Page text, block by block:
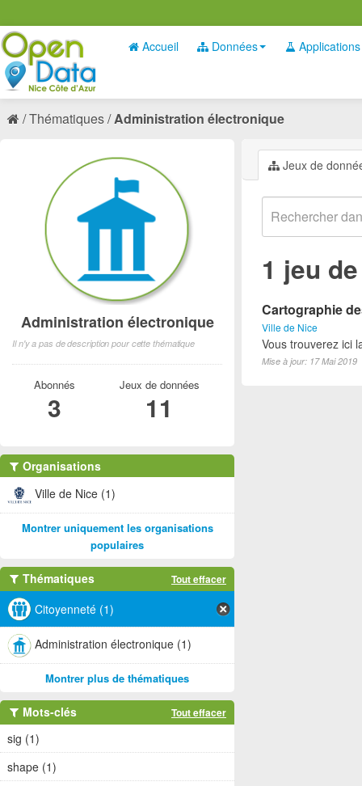
Accueil Données Applications
Thématiques Administration électronique
Jeux de
1 jeu
Cartographie
Ville de Nice
Vous trouverez ici
Mise à jour: 17 Mai 2019
Administration électronique
Il n'y a pas de description pour cette thématique
Abonnés
3
Jeux de données
11
Organisations
Ville de Nice (1)
Montrer uniquement les organisations
populaires
Thématiques Tout effacer
Citoyenneté (1)
Administration électronique (1)
Montrer plus de thématiques
Mots-clés Tout effacer
sig (1)
shape (1)